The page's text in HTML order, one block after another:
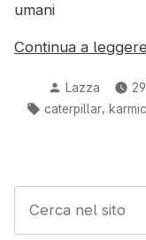
umani
Continua a
Pubblicato
da
Lazza
Tag:
caterpillar, karmic